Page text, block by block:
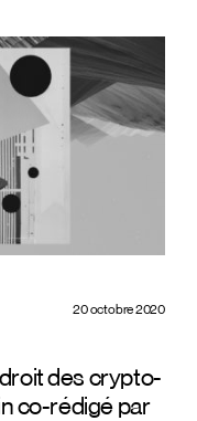
20 octobre 2020
des crypto-
co-rédigé par